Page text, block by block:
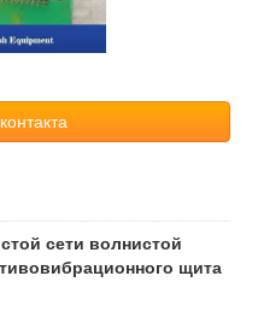
сети волнистой
щита